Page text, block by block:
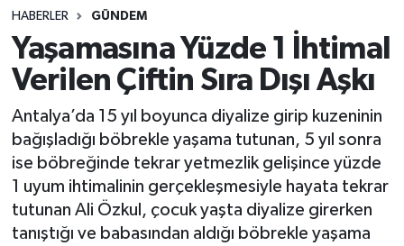
HABERLER GÜNDEM
Yaşamasına Yüzde 1 İhtimal
Verilen Çiftin Sıra Dışı Aşkı
Antalya’da 15 yıl boyunca diyalize girip kuzeninin
bağışladığı böbrekle yaşama tutunan, 5 yıl sonra
ise böbreğinde tekrar yetmezlik gelişince yüzde
1 uyum ihtimalinin gerçekleşmesiyle hayata tekrar
tutunan Ali Özkul, çocuk yaşta diyalize girerken
tanıştığı ve babasından aldığı böbrekle yaşama
Ekonomi
Teknoloji
Sağlık
Rize Trafik Yoğunluk Haritası
Süper Lig Puan Durumu ve Fikstür
Tüm Manşetler
Son Dakika Haberleri